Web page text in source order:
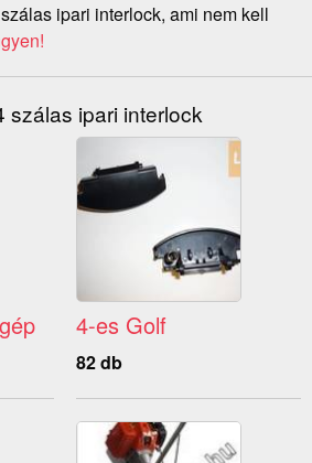
ipari interlock, ami nem kell
szálas ipari interlock
4-es Golf
82 db